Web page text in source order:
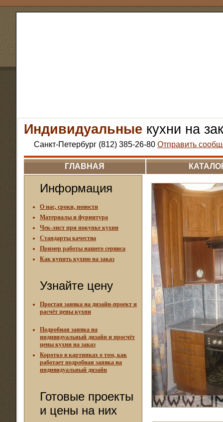
Индивидуальные кухни на
Санкт-Петербург (812) 385-26-80 Отправить
ГЛАВНАЯ
Информация
О нас, сроки, новости
Материалы и фурнитура
Чек-лист при покупке кухни
Стандарты качества
Пример работы нашего сервиса
Как купить кухню на заказ
Узнайте цену
Простая заявка на дизайн-проект и
расчёт цены кухни
Подробная заявка на
индивидуальный дизайн и просчёт
цены кухни на заказ
Коротко в картинках о том, как
работает подробная заявка на
индивидуальный дизайн
Готовые проекты
и цены на них